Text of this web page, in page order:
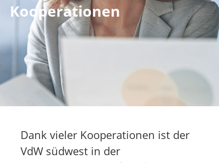
Kooperationen
Dank vieler Kooperationen ist der
VdW südwest in der